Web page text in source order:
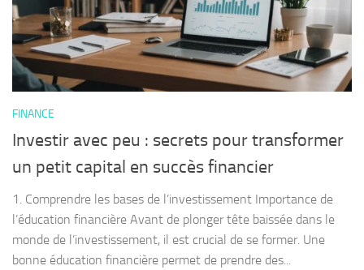
FINANCE
Investir avec peu : secrets pour transformer
un petit capital en succès financier
1. Comprendre les bases de l’investissement Importance de
l’éducation financière Avant de plonger tête baissée dans le
monde de l’investissement, il est crucial de se former. Une
bonne éducation financière permet de prendre des...